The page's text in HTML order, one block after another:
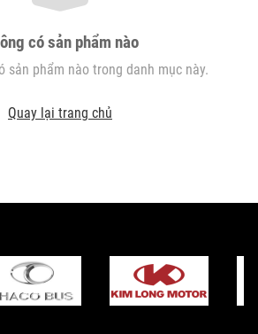
có sản phẩm nào
sản phẩm nào trong danh mục này.
Quay lại trang chủ